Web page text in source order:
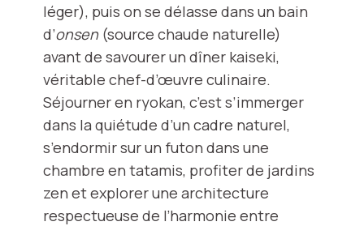
léger), puis on se délasse dans un bain
d’onsen (source chaude naturelle)
avant de savourer un dîner kaiseki,
véritable chef-d’œuvre culinaire.
Séjourner en ryokan, c’est s’immerger
dans la quiétude d’un cadre naturel,
s’endormir sur un futon dans une
chambre en tatamis, profiter de jardins
zen et explorer une architecture
respectueuse de l’harmonie entre